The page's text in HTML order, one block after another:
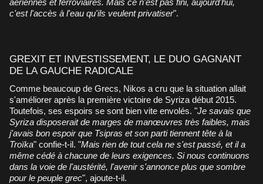
aériennes et ferroviaires. Mais ce n'est pas fini, aujourd'hui,
c'est l'accès à l'eau qu'ils veulent privatiser".
GREXIT ET INVESTISSEMENT, LE DUO GAGNANT
DE LA GAUCHE RADICALE
Comme beaucoup de Grecs, Nikos a cru que la situation allait
s'améliorer après la première victoire de Syriza début 2015.
Toutefois, ses espoirs se sont bien vite envolés. "Je savais que
Syriza disposerait de marges de manœuvres très faibles, mais
j'avais bon espoir que Tsipras et son parti tiennent tête à la
Troïka" confie-t-il. "Mais rien de tout cela ne s'est passé, et il a
même cédé à chacune de leurs exigences. Si nous continuons
dans la voie de l'austérité, l'avenir s'annonce plus que sombre
pour le peuple grec", ajoute-t-il.